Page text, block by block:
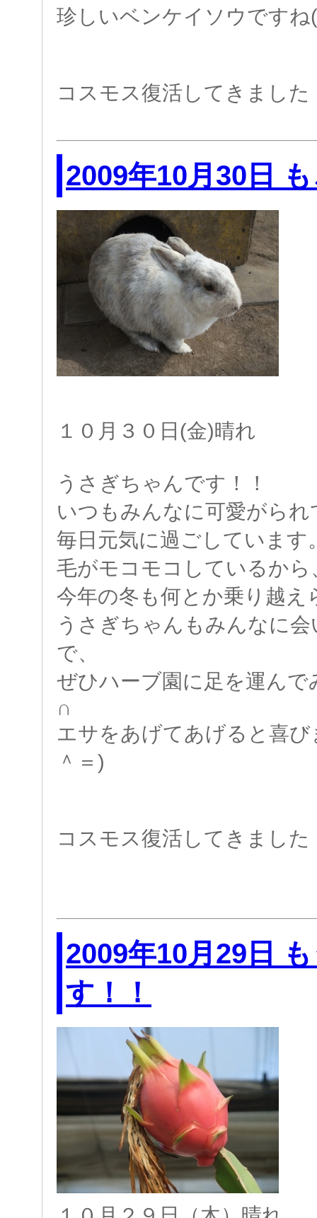
珍しいベンケイソウです
コスモス復活してきました
2009年10月30日
１０月３０日(金)晴れ
うさぎちゃんです！！
いつもみんなに可愛がら
毎日元気に過ごしています
毛がモコモコしているから
今年の冬も何とか乗り越え
うさぎちゃんもみんなに
で、
ぜひハーブ園に足を運
∩
エサをあげてあげると
＾＝)
コスモス復活してきました
2009年10月29日
す！！